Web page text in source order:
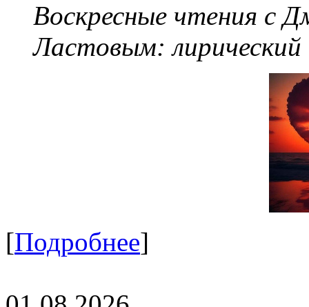
Воскресные чтения с
Ластовым:
[Подробнее]